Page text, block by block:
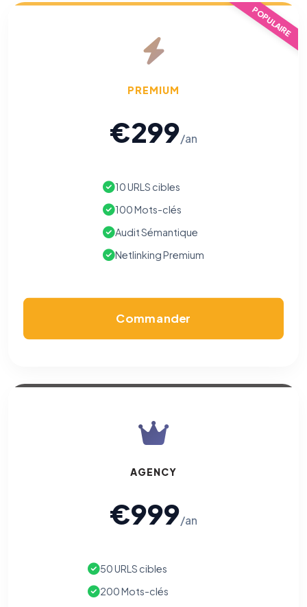
POPULAIRE
PREMIUM
€299/an
10 URLS cibles
100 Mots-clés
Audit Sémantique
Netlinking Premium
Commander
AGENCY
€999/an
50 URLS cibles
200 Mots-clés